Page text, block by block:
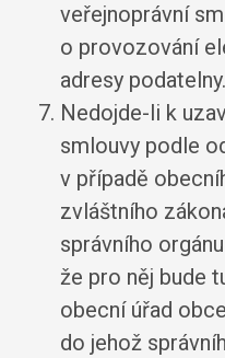
veřejnoprávní
o provozování
adresy podatelny.
Nedojde-li k
smlouvy podle
v případě
zvláštního
správního
že pro něj bude
obecní úřad
do jehož